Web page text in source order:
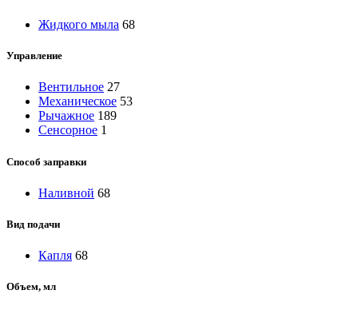
Жидкого мыла 68
Управление
Вентильное 27
Механическое 53
Рычажное 189
Сенсорное 1
Способ заправки
Наливной 68
Вид подачи
Капля 68
Объем, мл